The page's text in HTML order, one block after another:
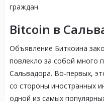
граждан.
Bitcoin в
Объявление Биткоина
повлекло за собой много
Сальвадора. Во-первых,
со стороны иностранных
одной из самых